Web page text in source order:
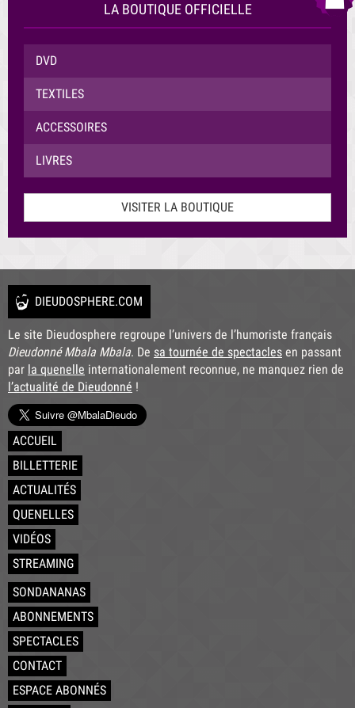
LA BOUTIQUE OFFICIELLE
DVD
TEXTILES
ACCESSOIRES
LIVRES
VISITER LA BOUTIQUE
DIEUDOSPHERE.COM
Le site Dieudosphere regroupe l’univers de l’humoriste français
Dieudonné Mbala Mbala. De sa tournée de spectacles en passant
par la quenelle internationalement reconnue, ne manquez rien de
l’actualité de Dieudonné !
ACCUEIL
BILLETTERIE
ACTUALITÉS
QUENELLES
VIDÉOS
STREAMING
SONDANANAS
ABONNEMENTS
SPECTACLES
CONTACT
ESPACE ABONNÉS